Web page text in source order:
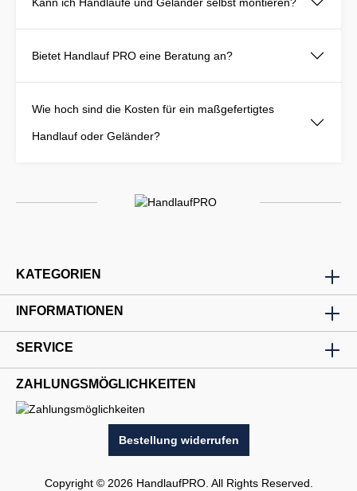
Kann ich Handläufe und Geländer selbst montieren?
Bietet Handlauf PRO eine Beratung an?
Wie hoch sind die Kosten für ein maßgefertigtes
Handlauf oder Geländer?
KATEGORIEN
INFORMATIONEN
SERVICE
ZAHLUNGSMÖGLICHKEITEN
Bestellung widerrufen
Copyright © 2026 HandlaufPRO. All Rights Reserved.